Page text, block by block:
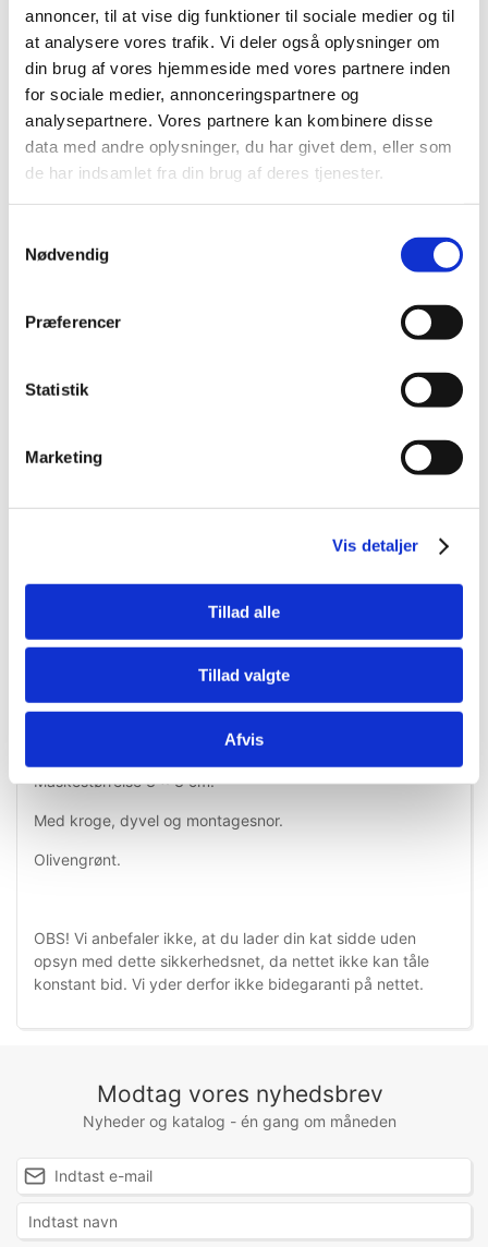
annoncer, til at vise dig funktioner til sociale medier og til
at analysere vores trafik. Vi deler også oplysninger om
din brug af vores hjemmeside med vores partnere inden
for sociale medier, annonceringspartnere og
analysepartnere. Vores partnere kan kombinere disse
data med andre oplysninger, du har givet dem, eller som
de har indsamlet fra din brug af deres tjenester.
Nødvendig
Præferencer
Statistik
Marketing
Vis detaljer
Tillad alle
Tillad valgte
Afvis
DIAFARM BITTERSPRAY
Ikke på lager
Hårdfør pga. indvævet metaltråd.
Maskestørrelse 3 x 3 cm.
Med kroge, dyvel og montagesnor.
Olivengrønt.
OBS! Vi anbefaler ikke, at du lader din kat sidde uden
opsyn med dette sikkerhedsnet, da nettet ikke kan tåle
konstant bid. Vi yder derfor ikke bidegaranti på nettet.
Modtag vores nyhedsbrev
Nyheder og katalog - én gang om måneden